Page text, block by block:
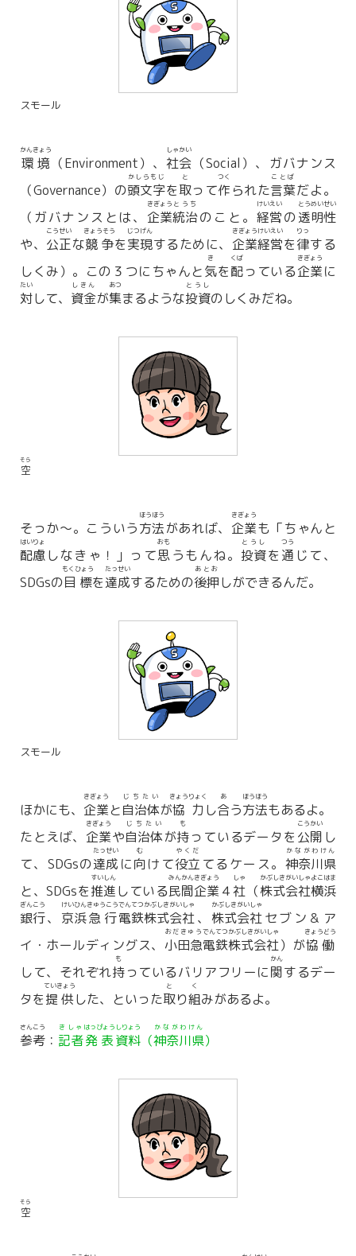
スモール
環境
かんきょう
（Environment）、 社会
しゃかい
（Social）、ガバナンス
（Governance）の頭文字
かしらもじ
を取
と
って作
つく
られた言葉
ことば
だよ。
（ガバナンスとは、 企業
きぎょう
統治
とうち
のこと。 経営
けいえい
の透明性
とうめいせい
や、 公正
こうせい
な競争
きょうそう
を実現
じつげん
するために、 企業
きぎょう
経営
けいえい
を律
りっ
する
しくみ）。この３つにちゃんと気
き
を配
くば
っている企業
きぎょう
に
対
たい
して、 資金
しきん
が集
あつ
まるような投資
とうし
のしくみだね。
空
そら
そっか～。こういう方法
ほうほう
があれば、 企業
きぎょう
も「ちゃんと
配慮
はいりょ
しなきゃ！」って思
おも
うもんね。 投資
とうし
を 通
つう
じて、
SDGsの目標
もくひょう
を達成
たっせい
するための後押
あとお
しができるんだ。
スモール
ほかにも、 企業
きぎょう
と自治体
じちたい
が協力
きょうりょく
し合
あ
う方法
ほうほう
もあるよ。
たとえば、 企業
きぎょう
や自治体
じちたい
が持
も
っているデータを 公開
こうかい
し
て、SDGsの達成
たっせい
に向
む
けて役立
やくだ
てるケース。 神奈川県
かながわけん
と、SDGsを推進
すいしん
している民間
みんかん
企業
きぎょう
４社
しゃ
（株式
かぶしき
会社
がいしゃ
横浜
よこはま
銀行
ぎんこう
、 京浜
けいひん
急行
きゅうこう
電鉄
でんてつ
株式
かぶしき
会社
がいしゃ
、 株式
かぶしき
会社
がいしゃ
セブン＆ア
イ・ホールディングス、 小田急
おだきゅう
電鉄
でんてつ
株式
かぶしき
会社
がいしゃ
）が協働
きょうどう
して、それぞれ持
も
っているバリアフリーに関
かん
するデー
タを提供
ていきょう
した、といった取
と
り組
く
みがあるよ。
参考
さんこう
： 記者
きしゃ
発表
はっぴょう
資料
しりょう
（神奈川県
かながわけん
）
空
そら